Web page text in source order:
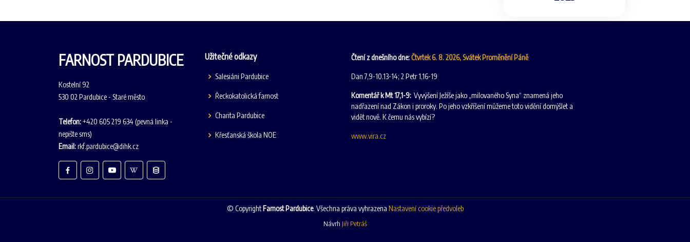
FARNOST PARDUBICE
Kostelní 92
530 02 Pardubice - Staré město
Telefon:+420 605 219 634 (pevná linka -
nepište sms)
Email:rkf.pardubice@dihk.cz
Užitečné odkazy
Salesiáni Pardubice
Řeckokatolická farnost
Charita Pardubice
Křesťanská škola NOE
Čtení z dnešního dne:Čtvrtek 6. 8. 2026, Svátek Proměnění Páně
Dan 7,9-10.13-14; 2 Petr 1,16-19
Komentář k Mt 17,1-9: Vyvýšení Ježíše jako „milovaného Syna“ znamená jeho
nadřazení nad Zákon i proroky. Po jeho vzkříšení můžeme toto vidění domýšlet a
vidět nově. K čemu nás vybízí?
www.vira.cz
© Copyright Farnost Pardubice. Všechna práva vyhrazena Nastavení cookie předvoleb
Návrh Jiři Petráš